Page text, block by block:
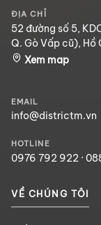
ĐỊA CHỈ
52 đường số 5,
Q. Gò Vấp cũ), Hồ
Xem map
EMAIL
info@districtm.vn
HOTLINE
0976 792 922 ·
VỀ CHÚNG TÔI